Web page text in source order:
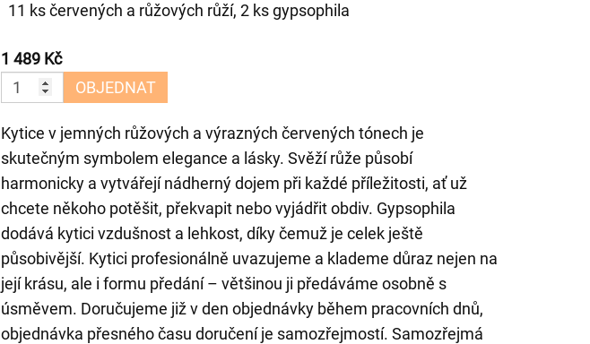
11 ks červených a růžových růží, 2 ks gypsophila
1 489 Kč
OBJEDNAT
Kytice v jemných růžových a výrazných červených tónech je
skutečným symbolem elegance a lásky. Svěží růže působí
harmonicky a vytvářejí nádherný dojem při každé příležitosti, ať už
chcete někoho potěšit, překvapit nebo vyjádřit obdiv. Gypsophila
dodává kytici vzdušnost a lehkost, díky čemuž je celek ještě
působivější. Kytici profesionálně uvazujeme a klademe důraz nejen na
její krásu, ale i formu předání – většinou ji předáváme osobně s
úsměvem. Doručujeme již v den objednávky během pracovních dnů,
objednávka přesného času doručení je samozřejmostí. Samozřejmá